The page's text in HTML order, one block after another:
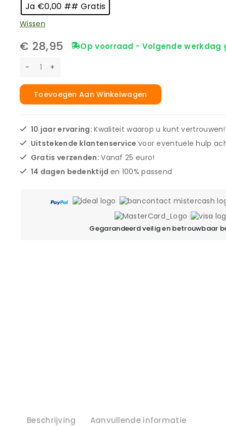
Ja €0,00 ## Gratis
Wissen
€ 28,95 Op voorraad - Volgende werkdag
Toevoegen Aan Winkelwagen
10 jaar ervaring:Kwaliteit waarop u kunt vertrouwen!
Uitstekende klantenservice voor eventuele hulp
Gratis verzenden:Vanaf 25 euro!
14 dagen bedenktijd en 100% passend
Gegarandeerd veilig en betrouwbaar
Beschrijving Aanvullende informatie